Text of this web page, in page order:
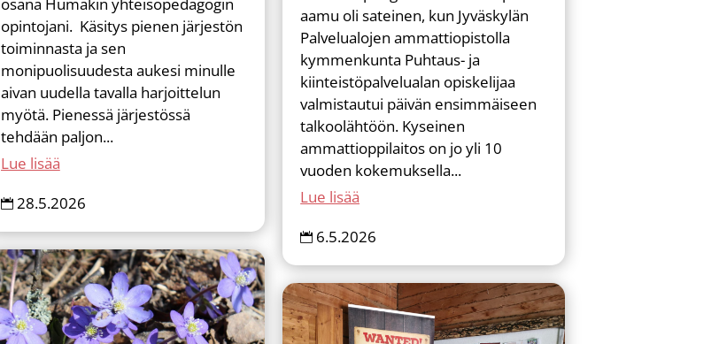
opintojani. Käsitys pienen järjestön
toiminnasta ja sen
monipuolisuudesta aukesi minulle
aivan uudella tavalla harjoittelun
myötä. Pienessä järjestössä
tehdään paljon...
Lue lisää
 28.5.2026
aamu oli sateinen, kun Jyväskylän
Palvelualojen ammattiopistolla
kymmenkunta Puhtaus- ja
kiinteistöpalvelualan opiskelijaa
valmistautui päivän ensimmäiseen
talkoolähtöön. Kyseinen
ammattioppilaitos on jo yli 10
vuoden kokemuksella...
Lue lisää
 6.5.2026